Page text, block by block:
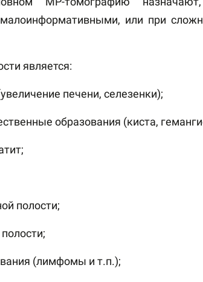
или при
является:
печени, селезенки);
образования (киста,
полости;
(лимфомы и т.п.);